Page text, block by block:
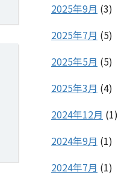
2025年9月 (3)
2025年7月 (5)
2025年5月 (5)
2025年3月 (4)
2024年12月 (1)
2024年9月 (1)
2024年7月 (1)